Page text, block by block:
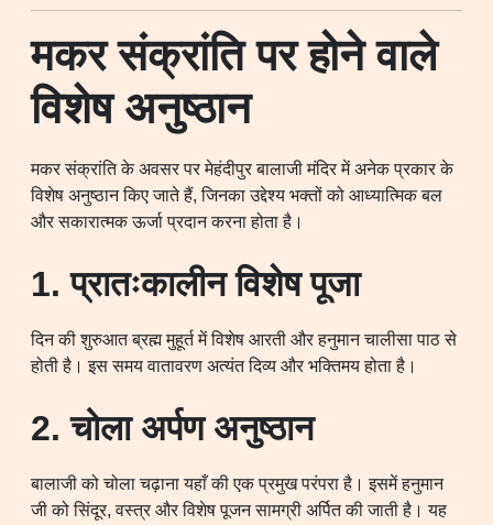
मकर संक्रांति पर होने वाले
विशेष अनुष्ठान
मकर संक्रांति के अवसर पर मेहंदीपुर बालाजी मंदिर में अनेक प्रकार के
विशेष अनुष्ठान किए जाते हैं, जिनका उद्देश्य भक्तों को आध्यात्मिक बल
और सकारात्मक ऊर्जा प्रदान करना होता है।
1. प्रातःकालीन विशेष पूजा
दिन की शुरुआत ब्रह्म मुहूर्त में विशेष आरती और हनुमान चालीसा पाठ से
होती है। इस समय वातावरण अत्यंत दिव्य और भक्तिमय होता है।
2. चोला अर्पण अनुष्ठान
बालाजी को चोला चढ़ाना यहाँ की एक प्रमुख परंपरा है। इसमें हनुमान
जी को सिंदूर, वस्त्र और विशेष पूजन सामग्री अर्पित की जाती है। यह